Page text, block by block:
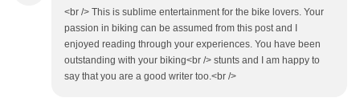
<br /> This is sublime entertainment for the bike lovers. Your
passion in biking can be assumed from this post and I
enjoyed reading through your experiences. You have been
outstanding with your biking<br /> stunts and I am happy to
say that you are a good writer too.<br />